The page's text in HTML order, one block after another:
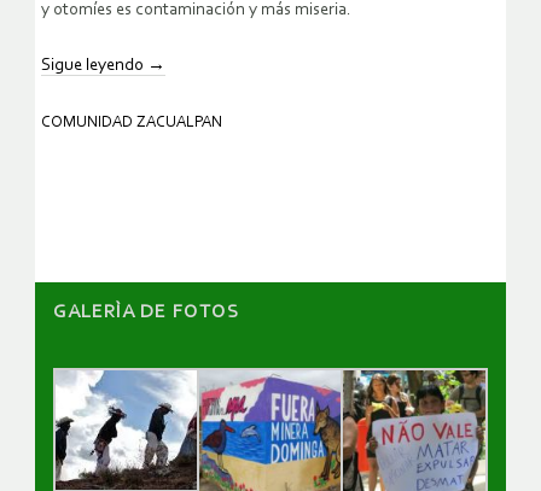
y otomíes es contaminación y más miseria.
Sigue leyendo →
COMUNIDAD ZACUALPAN
GALERÌA DE FOTOS